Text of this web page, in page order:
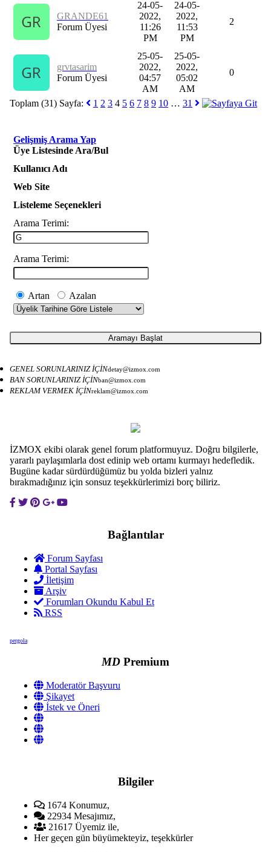
GRANDE61
Forum Üyesi
24-05-
2022,
11:26
PM
24-05-
2022,
11:53
PM
2
grvtasarim
Forum Üyesi
25-05-
2022,
04:57
AM
25-05-
2022,
05:02
AM
0
Toplam (31) Sayfa: 1 2 3 4 5 6 7 8 9 10 … 31
Gelişmiş Arama Yap
Üye Listesinde Ara/Bul
Kullanıcı Adı
Web Site
Listeleme Seçenekleri
Arama Terimi:
Arama Terimi:
Artan Azalan
GENEL SORUNLARINIZ İÇİNdetay@izmox.com
BAN SORUNLARINIZ İÇİNban@izmox.com
REKLAM VERMEK İÇİNreklam@izmox.com
İZMOX ekibi olarak genel forum platformuyuz. Doğru bilgilerle,
yararlı paylaşımlarla dost edinip web ortamı kurmayı hedefledik.
Bugüne kadar sürdürdüğümüz bu yolda bizleri yalnız
bırakmadığınız için sonsuz teşekkürlerimizi borç biliriz.
Bağlantılar
Forum Sayfası
Portal Sayfası
İletişim
Arşiv
Forumları Okundu Kabul Et
RSS
pergola
MD Premium
Moderatör Başvuru
Şikayet
İstek ve Öneri
Bilgiler
1674 Konumuz,
22934 Mesajımız,
21617 Üyemiz ile,
Her geçen gün büyümekteyiz, teşekkürler